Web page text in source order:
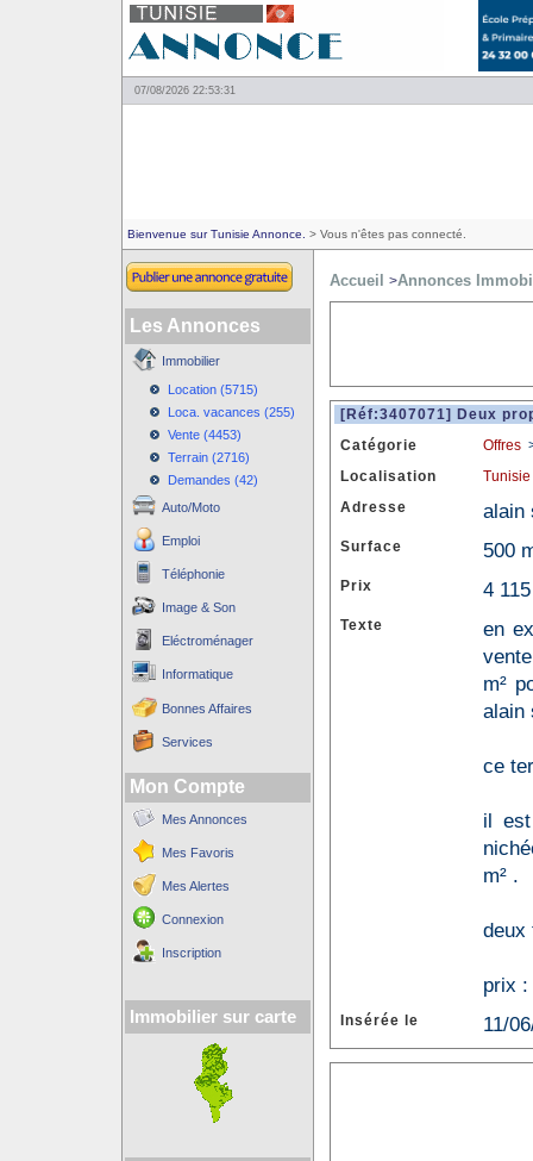
07/08/2026 22:53:31
Bienvenue sur Tunisie Annonce. > Vous n'êtes pas connecté.
Les Annonces
Immobilier
Location (5715)
Loca. vacances (255)
Vente (4453)
Terrain (2716)
Demandes (42)
Auto/Moto
Emploi
Téléphonie
Image & Son
Eléctroménager
Informatique
Bonnes Affaires
Services
Mon Compte
Mes Annonces
Mes Favoris
Mes Alertes
Connexion
Inscription
Immobilier sur carte
Accueil >Annonces
[Réf:3407071] Deux
Catégorie
Offres
Localisation
Tunisie
Adresse
alain
Surface 500
Prix 4
Texte
en
m²
alain
ce
il
m² .
deux
prix :
Insérée le 11/